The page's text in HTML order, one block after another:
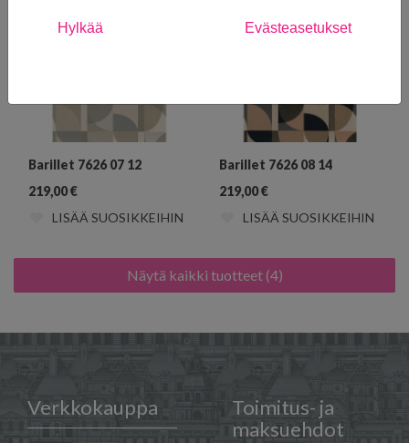
Barillet 7626 07 12
219,00€
LISÄÄ SUOSIKKEIHIN
Barillet 7626 08 14
219,00€
LISÄÄ SUOSIKKEIHIN
Näytä kaikki tuotteet (4)
Verkkokauppa
Toimitus- ja
maksuehdot
Hylkää Evästeasetukset